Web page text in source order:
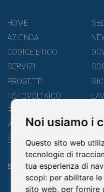
Noi usiamo i
Questo sito web
tecnologie di
tua esperienza di
scopi: per abilitare
sito web, per fornire
HOME
AZIENDA
CODICE ETICO
SERVIZI
PROGETTI
FOTOVOLTAICO
ROOFING GROUP
ACADEMY
SOSTENIBILITÀ
Seguici